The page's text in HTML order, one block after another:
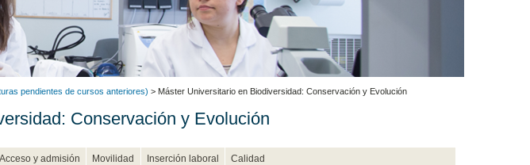
pendientes de cursos anteriores) > Máster Universitario en Biodiversidad: Conservación y Evolución
Conservación y Evolución
Acceso y admisión Movilidad Inserción laboral Calidad